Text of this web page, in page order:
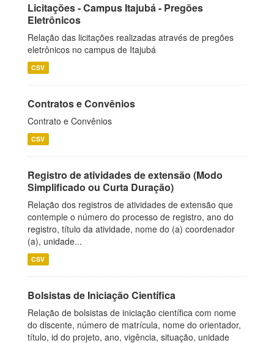
Licitações - Campus Itajubá - Pregões
Eletrônicos
Relação das licitações realizadas através de pregões
eletrônicos no campus de Itajubá
CSV
Contratos e Convênios
Contrato e Convênios
CSV
Registro de atividades de extensão (Modo
Simplificado ou Curta Duração)
Relação dos registros de atividades de extensão que
contemple o número do processo de registro, ano do
registro, título da atividade, nome do (a) coordenador
(a), unidade...
CSV
Bolsistas de Iniciação Científica
Relação de bolsistas de iniciação científica com nome
do discente, número de matrícula, nome do orientador,
título, id do projeto, ano, vigência, situação, unidade